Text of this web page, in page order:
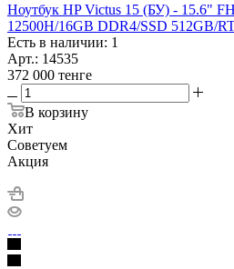
Ноутбук HP Victus 15 (БУ) - 15.6"
12500H/16GB DDR4/SSD 512GB/
Есть в наличии: 1
Арт.: 14535
372 000 тенге
В корзину
Хит
Советуем
Акция